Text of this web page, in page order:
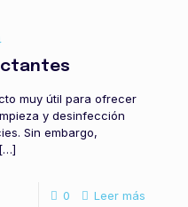
muy útil para ofrecer
y desinfección
Sin embargo,
[…]
0 Leer más